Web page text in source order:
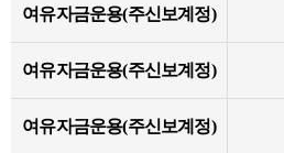
여유자금운용(주신보계정)
여유자금운용(주신보계정)
여유자금운용(주신보계정)